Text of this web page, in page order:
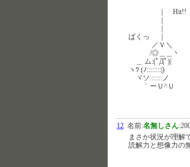
｜ Hit!!
ぱくっ ｜
／Ｖ＼
/◎＿＿丶
＿ ム:(ﾟДﾟ)|
ヽﾂ (ﾉ::::::::|)
ヾソ:::::::ノ
｀ーＵ^Ｕ
12 名前:名無しさん:
まさか状況が理解
読解力と想像力の